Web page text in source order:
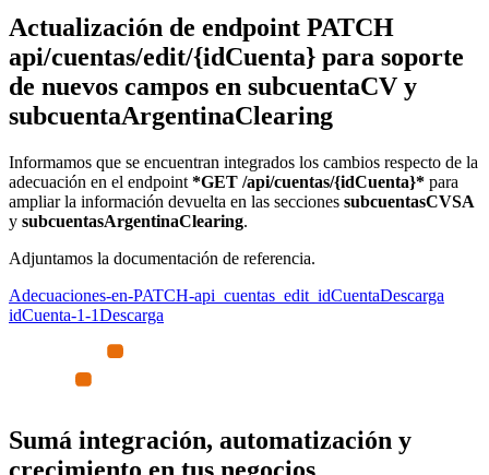
Actualización de endpoint PATCH
api/cuentas/edit/{idCuenta} para soporte
de nuevos campos en subcuentaCV y
subcuentaArgentinaClearing
Informamos que se encuentran integrados los cambios respecto de la
adecuación en el endpoint *GET /api/cuentas/{idCuenta}* para
ampliar la información devuelta en las secciones subcuentasCVSA
y subcuentasArgentinaClearing.
Adjuntamos la documentación de referencia.
Adecuaciones-en-PATCH-api_cuentas_edit_idCuentaDescarga
idCuenta-1-1Descarga
Sumá integración, automatización y
crecimiento en tus negocios